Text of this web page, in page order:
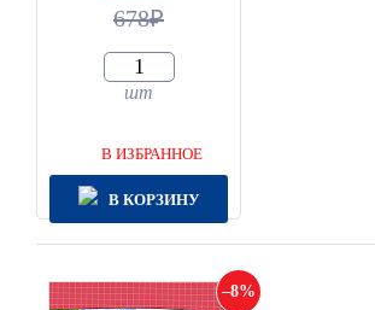
678
шт
В ИЗБРАННОЕ
В КОРЗИНУ
8